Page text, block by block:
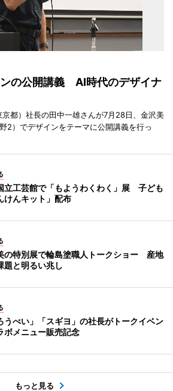
の公開講義 AI時代のデザイナ
京都）社長の田中一雄さんが7月28日、金沢美
2）でデザインをテーマに公開講義を行っ
立工芸館で「もようわくわく」展 子ども
けんキット」配布
の特別展で輪島塗職人トークショー 産地
題と明るい兆し
うべい」「スギヨ」の社長がトークイベン
メニュー販売記念
もっと見る